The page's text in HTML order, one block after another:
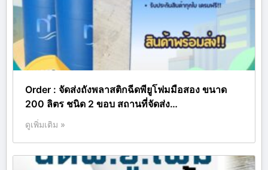
Order : จัดส่งถังพลาสติกฉีดพียูโฟมมือสอง ขนาด
200 ลิตร ชนิด 2 ขอบ สถานที่จัดส่ง…
ดูเพิ่มเติม »